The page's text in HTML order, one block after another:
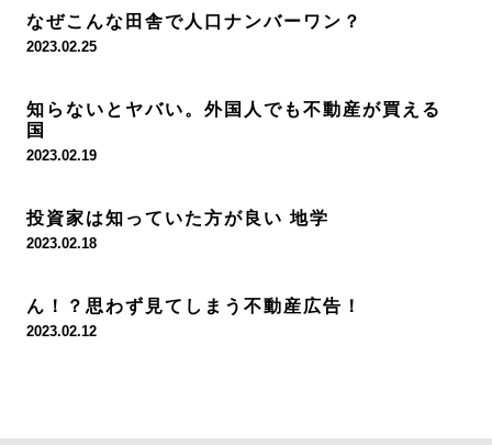
なぜこんな田舎で人口ナンバーワン？
2023.02.25
知らないとヤバい。外国人でも不動産が買える
国
2023.02.19
投資家は知っていた方が良い 地学
2023.02.18
ん！？思わず見てしまう不動産広告！
2023.02.12